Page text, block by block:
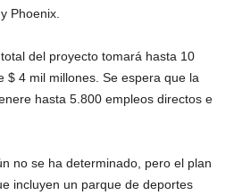
Phoenix.
del proyecto tomará hasta 10
$ 4 mil millones. Se espera que la
hasta 5.800 empleos directos e
no se ha determinado, pero el plan
incluyen un parque de deportes